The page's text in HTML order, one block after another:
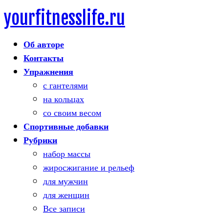
Skip
to
content
yourfitnesslife.ru
Об авторе
Контакты
Упражнения
с гантелями
на кольцах
со своим весом
Спортивные добавки
Рубрики
набор массы
жиросжигание и рельеф
для мужчин
для женщин
Все записи